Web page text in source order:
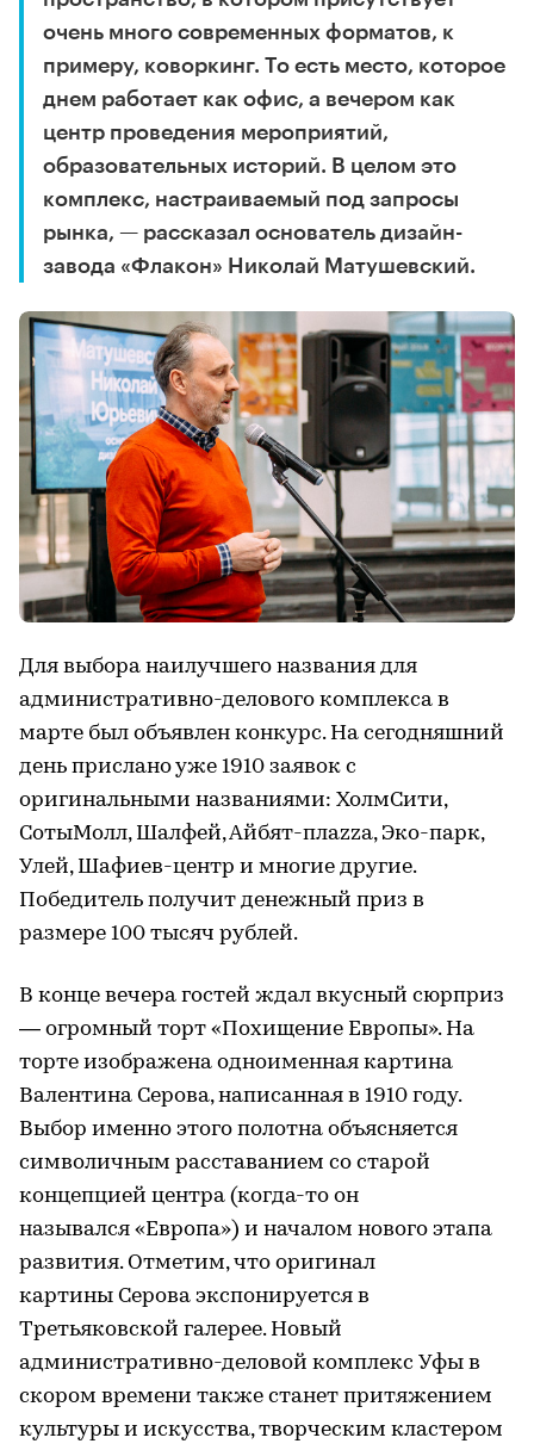
очень много современных форматов, к
примеру, коворкинг. То есть место, которое
днем работает как офис, а вечером как
центр проведения мероприятий,
образовательных историй. В целом это
комплекс, настраиваемый под запросы
рынка, — рассказал основатель дизайн-
завода «Флакон» Николай Матушевский.
Для выбора наилучшего названия для
административно-делового комплекса в
марте был объявлен конкурс. На сегодняшний
день прислано уже 1910 заявок с
оригинальными названиями: ХолмСити,
СотыМолл, Шалфей, Айбят-плаzza, Эко-парк,
Улей, Шафиев-центр и многие другие.
Победитель получит денежный приз в
размере 100 тысяч рублей.
В конце вечера гостей ждал вкусный сюрприз
— огромный торт «Похищение Европы». На
торте изображена одноименная картина
Валентина Серова, написанная в 1910 году.
Выбор именно этого полотна объясняется
символичным расставанием со старой
концепцией центра (когда-то он
назывался «Европа») и началом нового этапа
развития. Отметим, что оригинал
картины Серова экспонируется в
Третьяковской галерее. Новый
административно-деловой комплекс Уфы в
скором времени также станет притяжением
культуры и искусства, творческим кластером